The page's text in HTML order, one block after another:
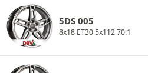
5DS 005
8x18 ET30 5x112 70.1